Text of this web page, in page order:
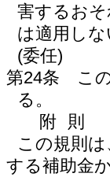
害するお
は適用し
(委任)
第24条
こ
る。
附 則
この規則
する補助金